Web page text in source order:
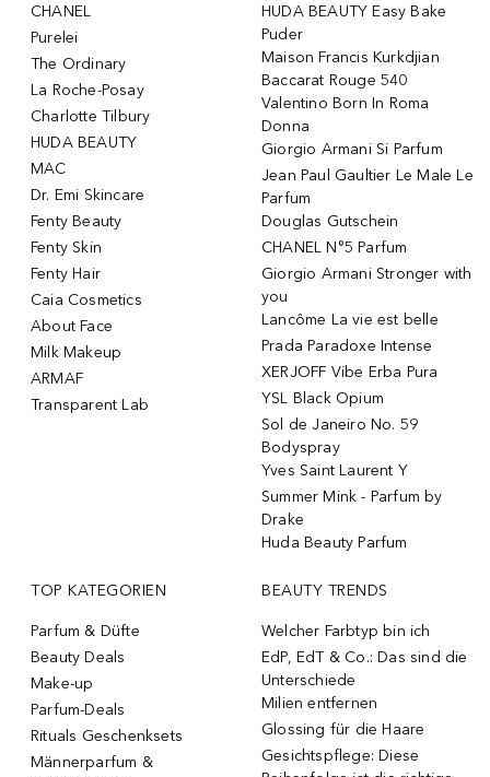
CHANEL
Purelei
The Ordinary
La Roche-Posay
Charlotte Tilbury
HUDA BEAUTY
MAC
Dr. Emi Skincare
Fenty Beauty
Fenty Skin
Fenty Hair
Caia Cosmetics
About Face
Milk Makeup
ARMAF
Transparent Lab
HUDA BEAUTY Easy Bake
Puder
Maison Francis Kurkdjian
Baccarat Rouge 540
Valentino Born In Roma
Donna
Giorgio Armani Si Parfum
Jean Paul Gaultier Le Male Le
Parfum
Douglas Gutschein
CHANEL N°5 Parfum
Giorgio Armani Stronger with
you
Lancôme La vie est belle
Prada Paradoxe Intense
XERJOFF Vibe Erba Pura
YSL Black Opium
Sol de Janeiro No. 59
Bodyspray
Yves Saint Laurent Y
Summer Mink - Parfum by
Drake
Huda Beauty Parfum
TOP KATEGORIEN
Parfum & Düfte
Beauty Deals
Make-up
Parfum-Deals
Rituals Geschenksets
Männerparfum &
BEAUTY TRENDS
Welcher Farbtyp bin ich
EdP, EdT & Co.: Das sind die
Unterschiede
Milien entfernen
Glossing für die Haare
Gesichtspflege: Diese